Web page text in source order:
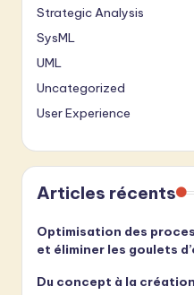
Strategic Analysis
SysML
UML
Uncategorized
User Experience
Articles récents
Optimisation des
et éliminer les goulets
Du concept à la